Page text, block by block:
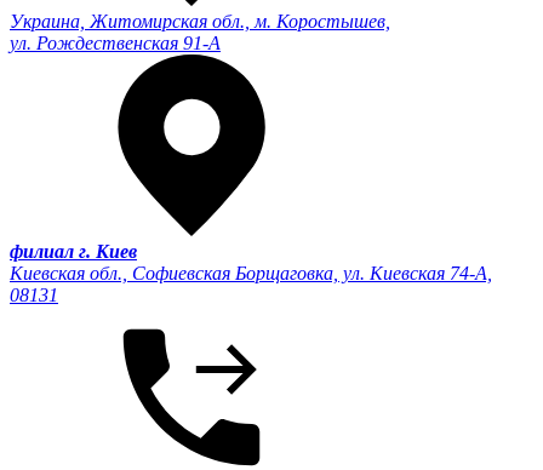
Украина, Житомирская обл., м. Коростышев,
ул. Рождественская 91-А
филиал г. Киев
Киевская обл., Софиевская Борщаговка, ул. Киевская 74-А,
08131